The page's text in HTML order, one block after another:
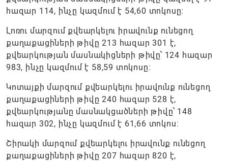
հազար 114, ինչը կազմում է 54,60 տոկոսը։
Լոռու մարզում քվեարկելու իրավունք ունեցող
քաղաքացիների թիվը 213 հազար 301 է,
քվեարկության մասնակիցների թիվը՝ 124 հազար
983, ինչը կազմում է 58,59 տոկոսը։
Կոտայքի մարզում քվեարկելու իրավունք ունեցող
քաղաքացիների թիվը 240 հազար 528 է,
քվեարկությանը մասնակցածների թիվը՝ 148
հազար 302, ինչը կազմում է 61,66 տոկոս։
Շիրակի մարզում քվեարկելու իրավունք ունեցող
քաղաքացիների թիվը 207 հազար 820 է,